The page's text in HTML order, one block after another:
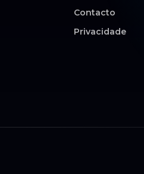
Contacto
Privacidade